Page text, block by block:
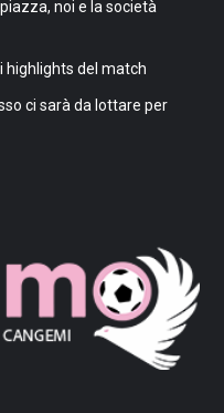
noi e la società
highlights del match
ci sarà da lottare per